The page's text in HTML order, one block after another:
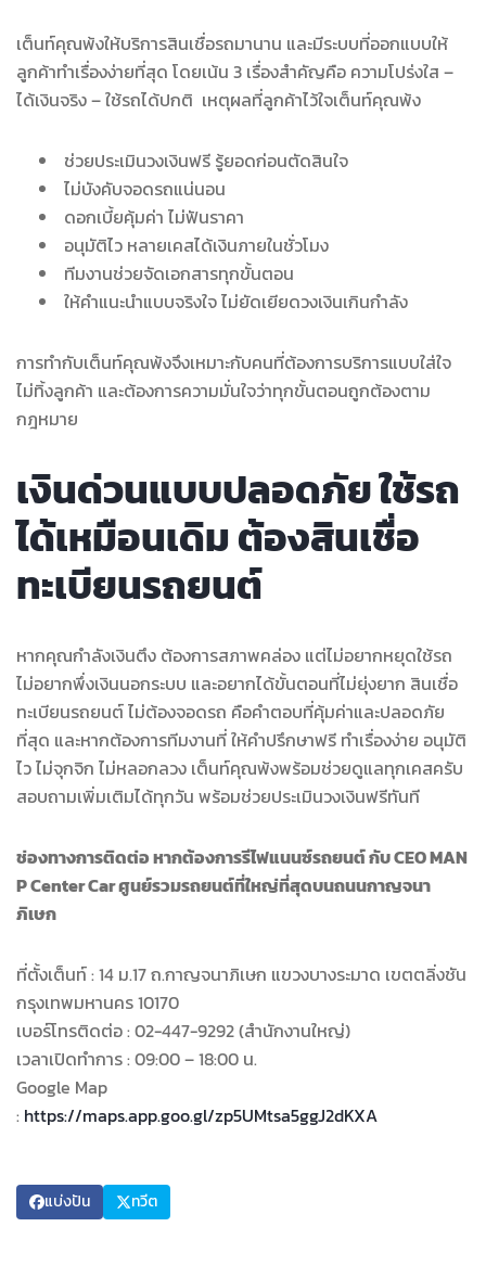
เต็นท์คุณพ้งให้บริการสินเชื่อรถมานาน และมีระบบที่ออกแบบให้
ลูกค้าทำเรื่องง่ายที่สุด โดยเน้น 3 เรื่องสำคัญคือ ความโปร่งใส –
ได้เงินจริง – ใช้รถได้ปกติ เหตุผลที่ลูกค้าไว้ใจเต็นท์คุณพ้ง
ช่วยประเมินวงเงินฟรี รู้ยอดก่อนตัดสินใจ
ไม่บังคับจอดรถแน่นอน
ดอกเบี้ยคุ้มค่า ไม่ฟันราคา
อนุมัติไว หลายเคสได้เงินภายในชั่วโมง
ทีมงานช่วยจัดเอกสารทุกขั้นตอน
ให้คำแนะนำแบบจริงใจ ไม่ยัดเยียดวงเงินเกินกำลัง
การทำกับเต็นท์คุณพ้งจึงเหมาะกับคนที่ต้องการบริการแบบใส่ใจ
ไม่ทิ้งลูกค้า และต้องการความมั่นใจว่าทุกขั้นตอนถูกต้องตาม
กฎหมาย
เงินด่วนแบบปลอดภัย ใช้รถ
ได้เหมือนเดิม ต้องสินเชื่อ
ทะเบียนรถยนต์
หากคุณกำลังเงินตึง ต้องการสภาพคล่อง แต่ไม่อยากหยุดใช้รถ
ไม่อยากพึ่งเงินนอกระบบ และอยากได้ขั้นตอนที่ไม่ยุ่งยาก สินเชื่อ
ทะเบียนรถยนต์ ไม่ต้องจอดรถ คือคำตอบที่คุ้มค่าและปลอดภัย
ที่สุด และหากต้องการทีมงานที่ ให้คำปรึกษาฟรี ทำเรื่องง่าย อนุมัติ
ไว ไม่จุกจิก ไม่หลอกลวง เต็นท์คุณพ้งพร้อมช่วยดูแลทุกเคสครับ
สอบถามเพิ่มเติมได้ทุกวัน พร้อมช่วยประเมินวงเงินฟรีทันที
ช่องทางการติดต่อ หากต้องการรีไฟแนนซ์รถยนต์ กับ CEO MAN
P Center Car ศูนย์รวมรถยนต์ที่ใหญ่ที่สุดบนถนนกาญจนา
ภิเษก
ที่ตั้งเต็นท์ : 14 ม.17 ถ.กาญจนาภิเษก แขวงบางระมาด เขตตลิ่งชัน
กรุงเทพมหานคร 10170
เบอร์โทรติดต่อ : 02-447-9292 (สำนักงานใหญ่)
เวลาเปิดทำการ : 09:00 – 18:00 น.
Google Map
: https://maps.app.goo.gl/zp5UMtsa5ggJ2dKXA
แบ่งปัน ทวีต